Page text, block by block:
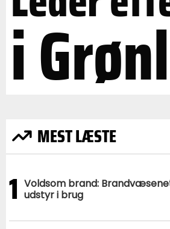
i
MEST LÆSTE
1 Voldsom brand:
udstyr i brug